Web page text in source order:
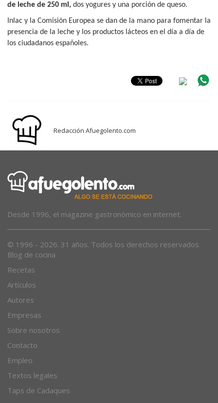
de leche de 250 ml, dos yogures y una porción de queso.
Inlac y la Comisión Europea se dan de la mano para fomentar la
presencia de la leche y los productos lácteos en el día a día de
los ciudadanos españoles.
Redacción Afuegolento.com
Desde 1996, el magazine gastronómico en internet.
© 1996 - 2026. 31 años. Todos los derechos reservados.
Blog de cocina
Recetas
Artículos
Autores
Empresas
Sobre nosotros
Contacto
Empleo
Textos legales
Taps de Cadaques